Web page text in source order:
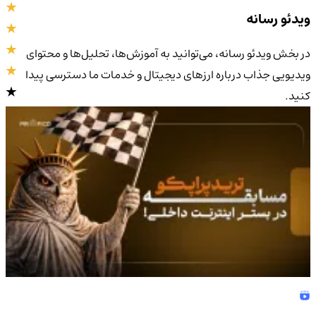
4.9/5
ویدئو رسانه
در بخش ویدئو رسانه، می‌توانید به آموزش‌ها، تحلیل‌ها و محتوای
ویدیویی جذاب درباره ارزهای دیجیتال و خدمات ما دسترسی پیدا
کنید.